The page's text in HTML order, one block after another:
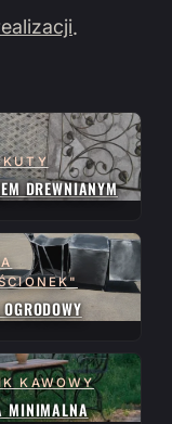
.
DREWNIANYM
KAWOWY
MINIMALNA